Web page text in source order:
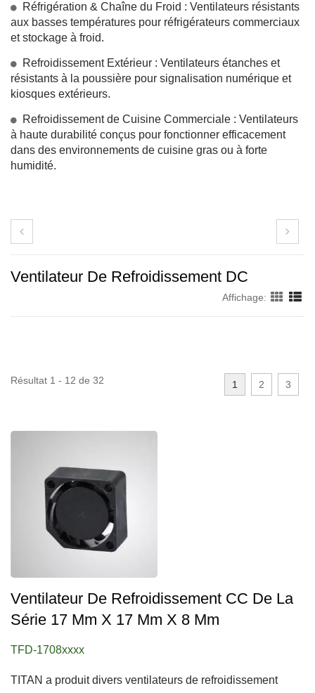
Réfrigération & Chaîne du Froid : Ventilateurs résistants
aux basses températures pour réfrigérateurs commerciaux
et stockage à froid.
Refroidissement Extérieur : Ventilateurs étanches et
résistants à la poussière pour signalisation numérique et
kiosques extérieurs.
Refroidissement de Cuisine Commerciale : Ventilateurs
à haute durabilité conçus pour fonctionner efficacement
dans des environnements de cuisine gras ou à forte
humidité.
Ventilateur De Refroidissement DC
Affichage:
Résultat 1 - 12 de 32 1 2 3
Ventilateur De Refroidissement CC De La
Série 17 Mm X 17 Mm X 8 Mm
TFD-1708xxxx
TITAN a produit divers ventilateurs de refroidissement